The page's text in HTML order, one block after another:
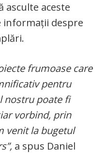
asculte aceste
informații despre
frumoase care
pentru
nostru poate fi
vorbind, prin
venit la bugetul
a spus Daniel